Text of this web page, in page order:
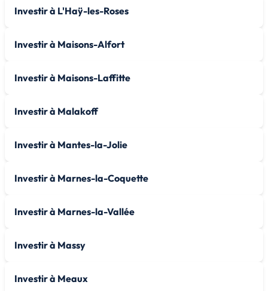
Investir à L'Haÿ-les-Roses
Investir à Maisons-Alfort
Investir à Maisons-Laffitte
Investir à Malakoff
Investir à Mantes-la-Jolie
Investir à Marnes-la-Coquette
Investir à Marnes-la-Vallée
Investir à Massy
Investir à Meaux